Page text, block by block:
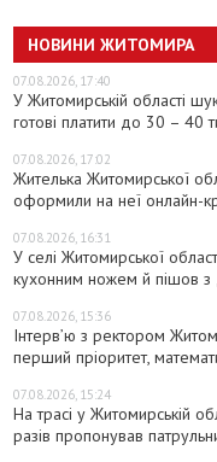
НОВИНИ ЖИТОМИРА
07.08.2026, 17:40
У Житомирській області
готові платити до 30 – 40
07.08.2026, 17:02
Жителька Житомирської
оформили на неї онлайн-
07.08.2026, 16:31
У селі Житомирської
кухонним ножем й пішов
07.08.2026, 15:36
Інтерв’ю з ректором
перший пріоритет,
07.08.2026, 15:24
На трасі у Житомирській
разів пропонував